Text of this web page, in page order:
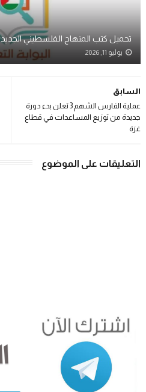
تحميل كتب المنهاج الفلسطيني الجديد
يوليو 11, 2026
السابق
عملية الفارس الشهم 3 تعلن بدء دورة
جديدة من توزيع المساعدات في قطاع
غزة
التعليقات على الموضوع